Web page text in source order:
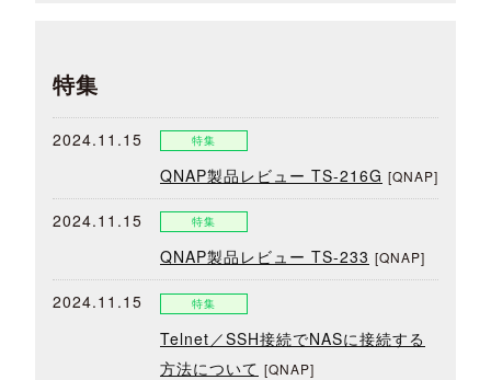
特集
2024.11.15 特集
QNAP製品レビュー TS-216G [QNAP]
2024.11.15 特集
QNAP製品レビュー TS-233 [QNAP]
2024.11.15 特集
Telnet／SSH接続でNASに接続する
方法について [QNAP]